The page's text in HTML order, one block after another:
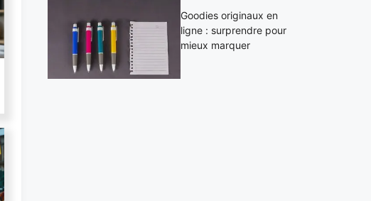
Goodies originaux en
ligne : surprendre pour
mieux marquer